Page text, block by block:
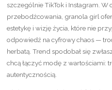
szczególnie TikTok i Instagram.
przebodźcowania, granola girl
estetykę i wizję życia, które nie
odpowiedź na cyfrowy chaos —
herbatą. Trend spodobał się
chcą łączyć modę z wartościami:
autentycznością.